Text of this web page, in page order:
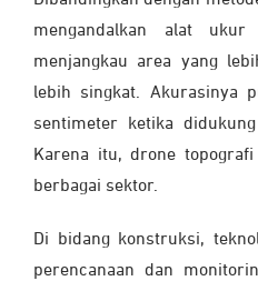
mengandalkan alat
menjangkau area yang
lebih singkat. Akurasinya
sentimeter ketika
Karena itu, drone
berbagai sektor.
Di bidang konstruksi,
perencanaan dan